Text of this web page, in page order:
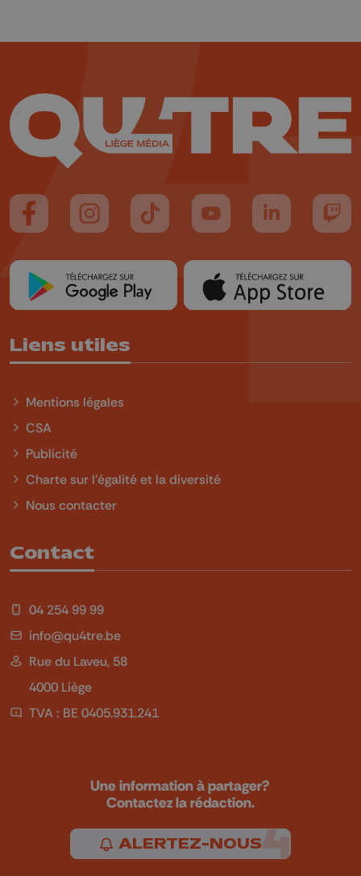
Suivez-nous sur FaceBook
Suivez-nous sur Instagram
Suivez-nous sur TikTok
Suivez-nous sur YouTube
Suivez-nous
Liens utiles
Mentions légales
CSA
Publicité
Charte sur l'égalité et la diversité
Nous contacter
Contact
04 254 99 99
info@qu4tre.be
Rue du Laveu, 58
4000 Liège
TVA : BE 0405.931.241
Une information à partager?
Contactez la rédaction.
ALERTEZ-NOUS